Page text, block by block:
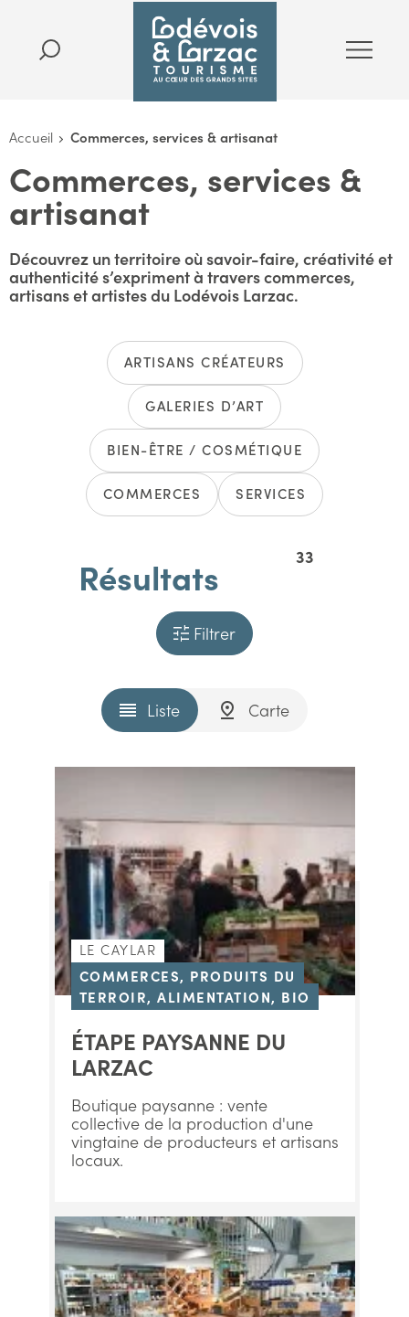
Accueil Commerces, services & artisanat
Commerces, services &
artisanat
Découvrez un territoire où savoir-faire, créativité et
authenticité s’expriment à travers commerces,
artisans et artistes du Lodévois Larzac.
ARTISANS CRÉATEURS
GALERIES D’ART
BIEN-ÊTRE / COSMÉTIQUE
COMMERCES SERVICES
33
Résultats
Filtrer
Liste Carte
LE CAYLAR
COMMERCES, PRODUITS DU
TERROIR, ALIMENTATION, BIO
ÉTAPE PAYSANNE DU
LARZAC
Boutique paysanne : vente
collective de la production d'une
vingtaine de producteurs et artisans
locaux.